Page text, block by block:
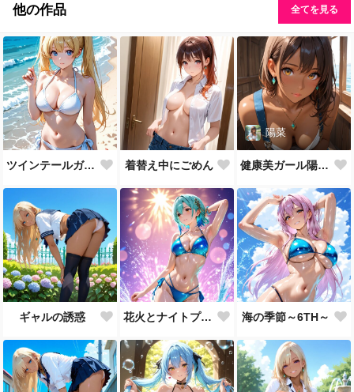
他の作品 全てを見る
ツインテールガール 着替え中にごめん
陽菜
健康美ガール陽菜💕
ギャルの誘惑 花火とナイトプール 海の季節～6TH～